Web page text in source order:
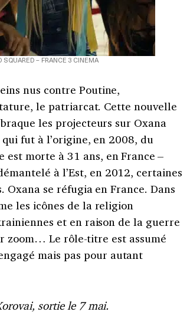
– FRANCE 3 CINEMA
nus contre Poutine,
le patriarcat. Cette nouvelle
braque les projecteurs sur Oxana
fut à l’origine, en 2008, du
est morte à 31 ans, en France –
à l’Est, en 2012, certaines
se réfugia en France. Dans
les icônes de la religion
et en raison de la guerre
zoom… Le rôle-titre est assumé
mais pas pour autant
sortie le 7 mai.